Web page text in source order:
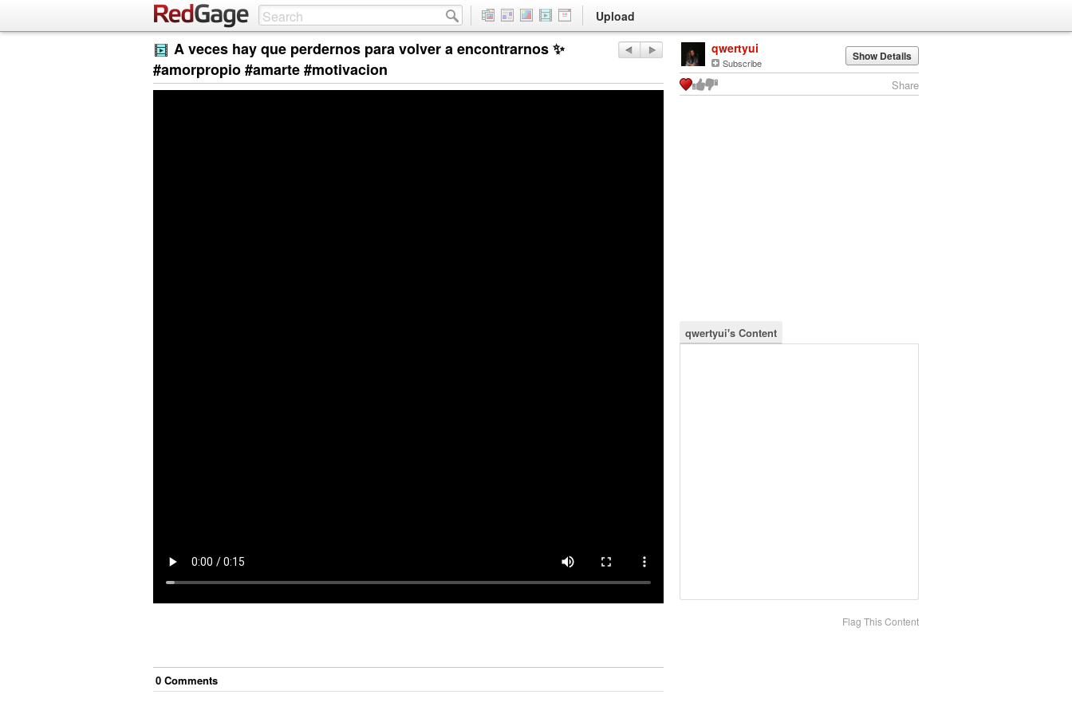
Upload
A veces hay que perdernos para volver a encontrarnos ✨
#amorpropio #amarte #motivacion
0 Comments
qwertyui
Subscribe Show Details
Share
qwertyui's Content
Flag This Content